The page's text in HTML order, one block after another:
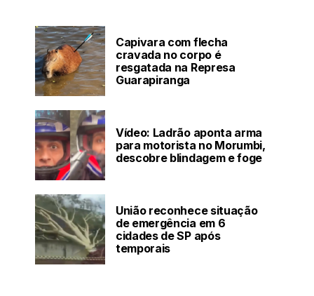
Capivara com flecha
cravada no corpo é
resgatada na Represa
Guarapiranga
Vídeo: Ladrão aponta arma
para motorista no Morumbi,
descobre blindagem e foge
União reconhece situação
de emergência em 6
cidades de SP após
temporais